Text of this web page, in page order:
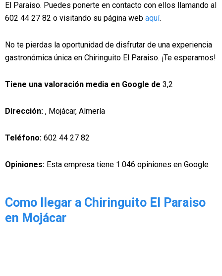
El Paraiso. Puedes ponerte en contacto con ellos llamando al
602 44 27 82 o visitando su página web aquí.
No te pierdas la oportunidad de disfrutar de una experiencia
gastronómica única en Chiringuito El Paraiso. ¡Te esperamos!
Tiene una valoración media en Google de 3,2
Dirección: , Mojácar, Almería
Teléfono: 602 44 27 82
Opiniones: Esta empresa tiene 1.046 opiniones en Google
Como llegar a Chiringuito El Paraiso
en Mojácar